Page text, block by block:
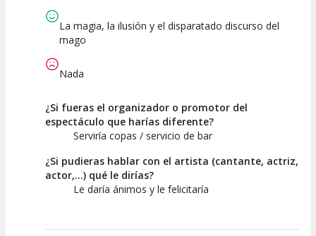
La magia, la ilusión y el disparatado discurso del
mago
Nada
¿Si fueras el organizador o promotor del
espectáculo que harías diferente?
Serviría copas / servicio de bar
¿Si pudieras hablar con el artista (cantante, actriz,
actor,...) qué le dirías?
Le daría ánimos y le felicitaría